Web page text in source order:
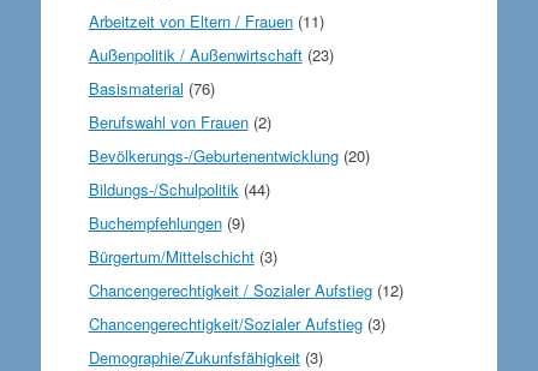
Arbeitzeit von Eltern / Frauen(11)
Außenpolitik / Außenwirtschaft(23)
Basismaterial (76)
Berufswahl von Frauen(2)
Bevölkerungs-/Geburtenentwicklung(20)
Bildungs-/Schulpolitik(44)
Buchempfehlungen(9)
Bürgertum/Mittelschicht(3)
Chancengerechtigkeit / Sozialer Aufstieg(12)
Chancengerechtigkeit/Sozialer Aufstieg(3)
Demographie/Zukunfsfähigkeit(3)